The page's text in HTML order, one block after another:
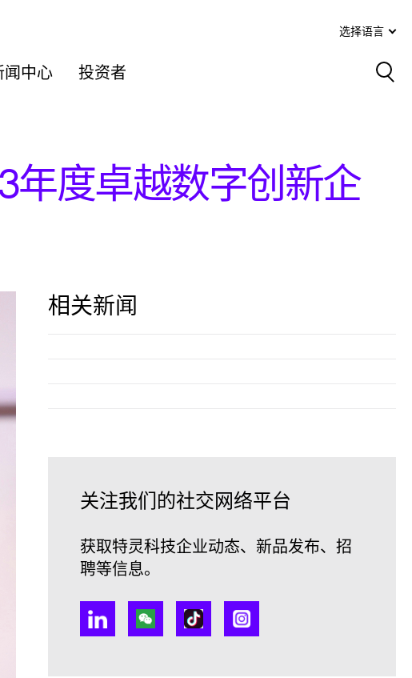
闻中心 投资者
选择语言
年度卓越数字创新企
相关新闻
关注我们的社交网络平台
获取特灵科技企业动态、新品发布、招
聘等信息。